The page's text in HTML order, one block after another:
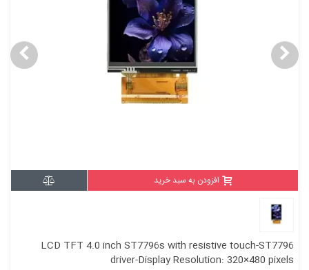
افزودن به سبد خرید
LCD TFT 4.0 inch ST7796s with resistive touch-ST7796
driver-Display Resolution: 320×480 pixels